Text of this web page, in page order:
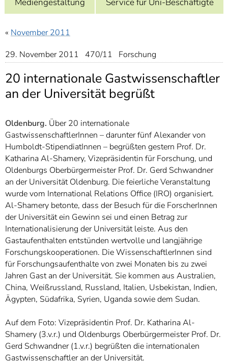
7]
Informationen zur
« November 2011
29. November 2011 470/11 Forschung
20 internationale Gastwissenschaftler
an der Universität begrüßt
Oldenburg. Über 20 internationale
GastwissenschaftlerInnen – darunter fünf Alexander von
Humboldt-StipendiatInnen – begrüßten gestern Prof. Dr.
Katharina Al-Shamery, Vizepräsidentin für Forschung, und
Oldenburgs Oberbürgermeister Prof. Dr. Gerd Schwandner
an der Universität Oldenburg. Die feierliche Veranstaltung
wurde vom International Relations Office (IRO) organisiert.
Al-Shamery betonte, dass der Besuch für die ForscherInnen
der Universität ein Gewinn sei und einen Betrag zur
Internationalisierung der Universität leiste. Aus den
Gastaufenthalten entstünden wertvolle und langjährige
Forschungskooperationen. Die WissenschaftlerInnen sind
für Forschungsaufenthalte von zwei Monaten bis zu zwei
Jahren Gast an der Universität. Sie kommen aus Australien,
China, Weißrussland, Russland, Italien, Usbekistan, Indien,
Ägypten, Südafrika, Syrien, Uganda sowie dem Sudan.
Auf dem Foto: Vizepräsidentin Prof. Dr. Katharina Al-
Shamery (3.v.r.) und Oldenburgs Oberbürgermeister Prof. Dr.
Gerd Schwandner (1.v.r.) begrüßten die internationalen
Gastwissenschaftler an der Universität.